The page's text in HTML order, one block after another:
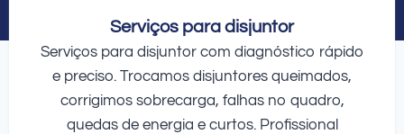
Serviços para disjuntor
Serviços para disjuntor com diagnóstico rápido
e preciso. Trocamos disjuntores queimados,
corrigimos sobrecarga, falhas no quadro,
quedas de energia e curtos. Profissional